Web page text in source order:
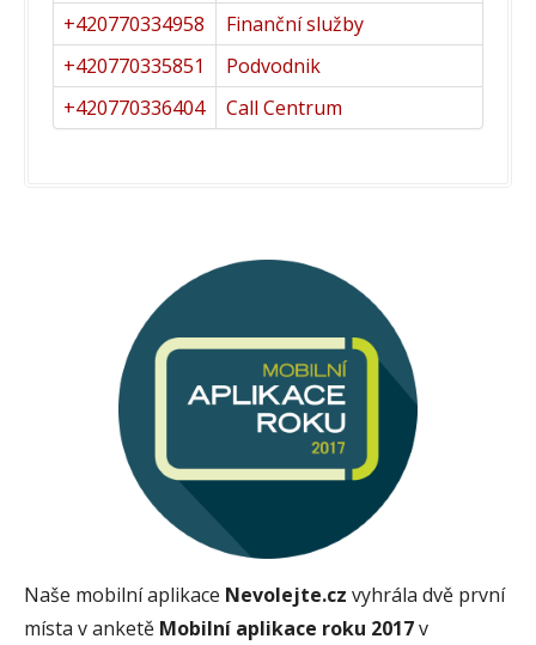
+420770334958
Finanční služby
+420770335851
Podvodnik
+420770336404
Call Centrum
Naše mobilní aplikace Nevolejte.cz vyhrála dvě první
místa v anketě Mobilní aplikace roku 2017v